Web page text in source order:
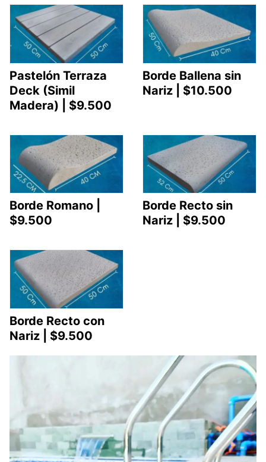
Pastelón Terraza
Deck (Simil
Madera) | $9.500
Borde Ballena sin
Nariz | $10.500
Borde Romano |
$9.500
Borde Recto sin
Nariz | $9.500
Borde Recto con
Nariz | $9.500